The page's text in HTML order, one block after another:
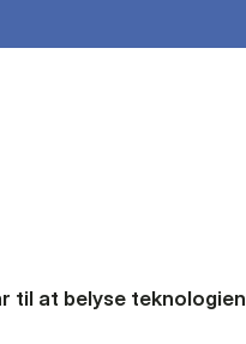
til at belyse teknologien